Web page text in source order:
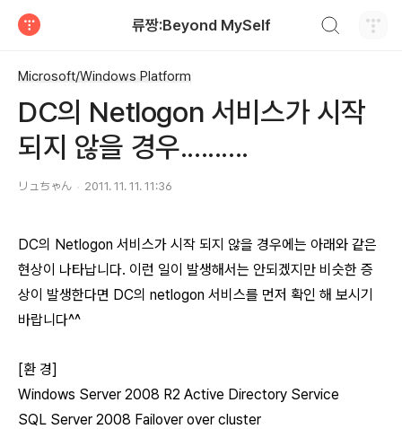
류짱:Beyond MySelf
Microsoft/Windows Platform
DC의 Netlogon 서비스가 시작
되지 않을 경우..........
リュちゃん 2011. 11. 11. 11:36
DC의 Netlogon 서비스가 시작 되지 않을 경우에는 아래와 같은
현상이 나타납니다. 이런 일이 발생해서는 안되겠지만 비슷한 증
상이 발생한다면 DC의 netlogon 서비스를 먼저 확인 해 보시기
바랍니다^^
[환 경]
Windows Server 2008 R2 Active Directory Service
SQL Server 2008 Failover over cluster